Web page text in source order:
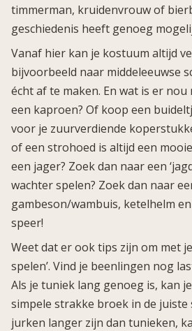
timmerman, kruidenvrouw of
geschiedenis heeft genoeg
Vanaf hier kan je kostuum altijd
bijvoorbeeld naar middeleeuwse
écht af te maken. En wat is er nou
een kaproen? Of koop een
voor je zuurverdiende
of een strohoed is altijd een
een jager? Zoek dan naar een
wachter spelen? Zoek dan naar
gambeson/wambuis, ketelhelm en
speer!
Weet dat er ook tips zijn om met
spelen’. Vind je beenlingen nog
Als je tuniek lang genoeg is, kan
simpele strakke broek in de juiste
jurken langer zijn dan tunieken,